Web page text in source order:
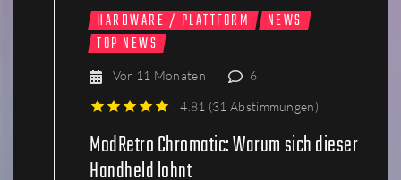
HARDWARE / PLATTFORM
NEWS
TOP NEWS
Vor 11 Monaten 6
4.81 (31 Abstimmungen)
ModRetro Chromatic: Warum sich dieser
Handheld lohnt